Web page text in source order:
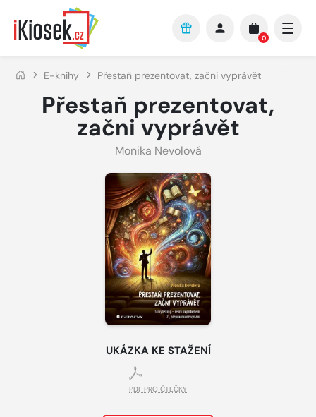
Přejít na hlavní obsah
0
E-knihy Přestaň prezentovat, začni vyprávět
Přestaň prezentovat,
začni vyprávět
Monika Nevolová
UKÁZKA KE STAŽENÍ
PDF PRO ČTEČKY